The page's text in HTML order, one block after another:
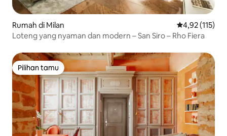
Rumah di Milan Nilai rata-rata
4,92 (115)
Loteng yang nyaman dan modern – San Siro – Rho Fiera
Pilihan tamu
Pilihan tamu